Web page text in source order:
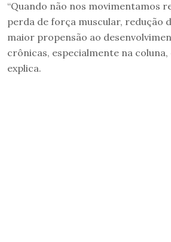
“Quando não nos movimentamos
perda de força muscular, redução
maior propensão ao
crônicas, especialmente na coluna,
explica.